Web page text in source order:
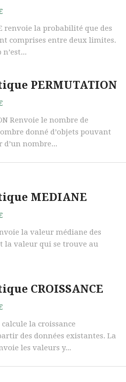
renvoie la probabilité que des
comprises entre deux limites.
PERMUTATION
Renvoie le nombre de
donné d’objets pouvant
nombre...
MEDIANE
la valeur médiane des
la valeur qui se trouve au
CROISSANCE
calcule la croissance
des données existantes. La
les valeurs y...